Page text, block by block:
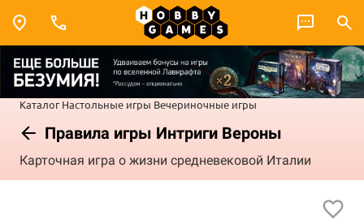
Каталог Настольные игры Вечериночные игры
Правила игры Интриги Вероны
Карточная игра о жизни средневековой Италии